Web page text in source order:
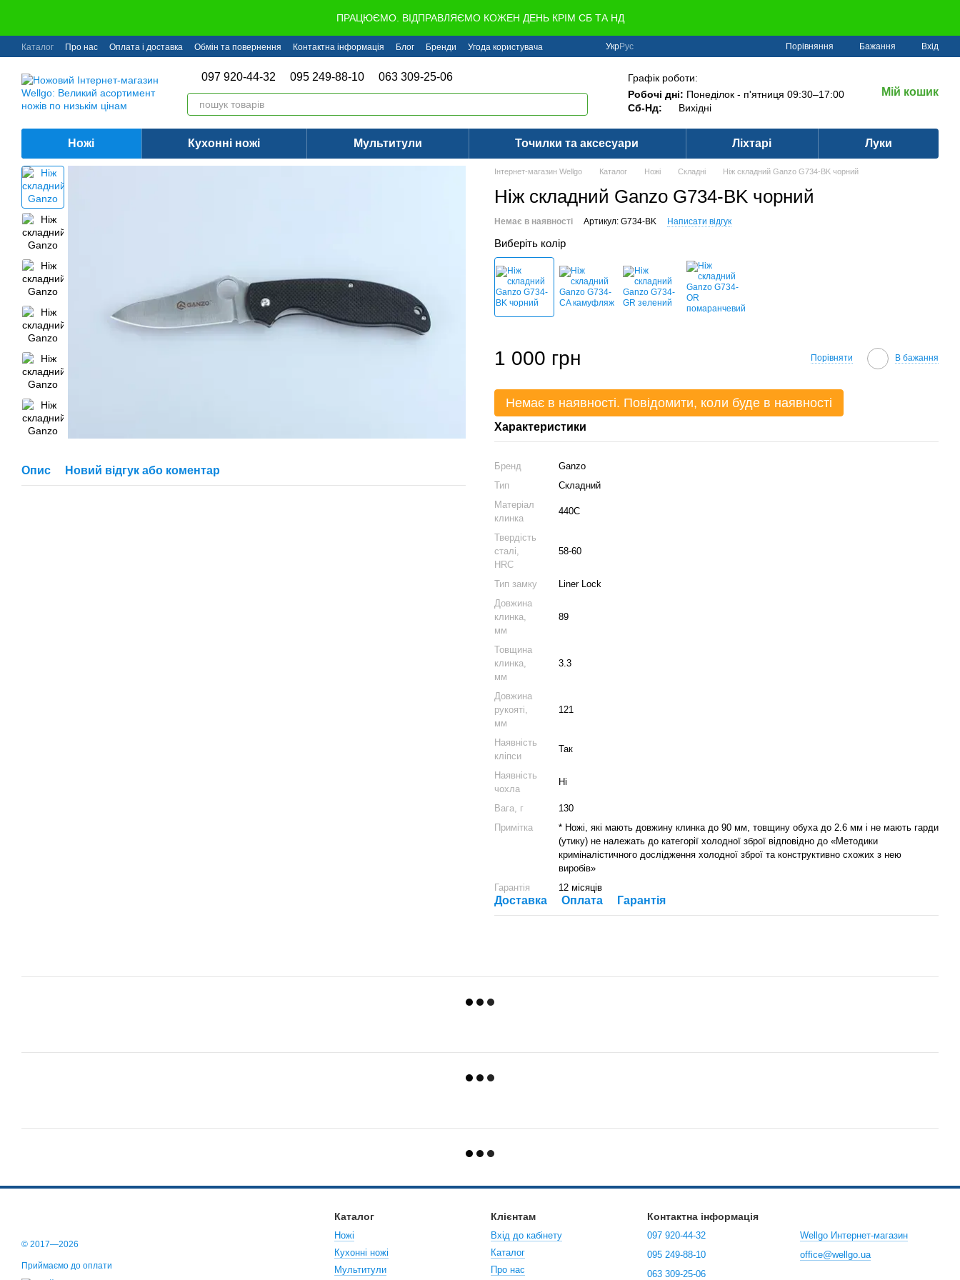
ПРАЦЮЄМО. ВІДПРАВЛЯЄМО КОЖЕН ДЕНЬ КРІМ СБ ТА НД
Каталог Про нас Оплата і доставка Обмін та повернення Контактна інформація Блог Бренди Угода користувача УкрРус Порівняння Бажання Вхід
097 920-44-32 095 249-88-10 063 309-25-06
Графік роботи:
Робочі дні: Понеділок - п'ятниця 09:30–17:00
Сб-Нд:
Вихідні
Мій кошик
Ножі Кухонні ножі Мультитули Точилки та аксесуари Ліхтарі Луки
Опис Новий відгук або коментар
Інтернет-магазин Wellgo Каталог Ножі Складні Ніж складний Ganzo G734-BK чорний
Ніж складний Ganzo G734-BK чорний
Немає в наявності Артикул: G734-BK Написати відгук
Виберіть колір
1 000 грн Порівняти В бажання
Немає в наявності. Повідомити, коли буде в наявності
Характеристики
Бренд
Ganzo
Тип
Складний
Матеріал
клинка
440C
Твердість
сталі,
HRC
58-60
Тип замку
Liner Lock
Довжина
клинка,
мм
89
Товщина
клинка,
мм
3.3
Довжина
рукояті,
мм
121
Наявність
кліпси
Так
Наявність
чохла
Ні
Вага, г
130
Примітка
* Ножі, які мають довжину клинка до 90 мм, товщину обуха до 2.6 мм і не мають гарди
(утику) не належать до категорії холодної зброї відповідно до «Методики
криміналістичного дослідження холодної зброї та конструктивно схожих з нею
виробів»
Гарантія
12 місяців
Доставка Оплата Гарантія
© 2017—2026
Приймаємо до оплати
Каталог
Ножі
Кухонні ножі
Мультитули
Клієнтам
Вхід до кабінету
Каталог
Про нас
Контактна інформація
097 920-44-32
095 249-88-10
063 309-25-06
Wellgo Интернет-магазин
office@wellgo.ua